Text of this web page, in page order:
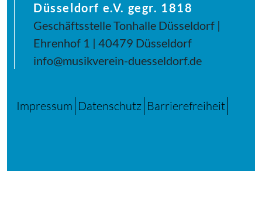
Düsseldorf e.V. gegr. 1818
Geschäftsstelle Tonhalle Düsseldorf |
Ehrenhof 1 | 40479 Düsseldorf
info@musikverein-duesseldorf.de
Impressum Datenschutz Barrierefreiheit